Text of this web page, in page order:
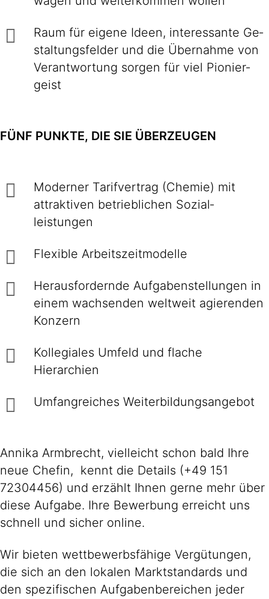
Raum für eigene Ideen, inte­res­sante Ge­
stal­tungs­felder und die Über­nahme von
Ver­ant­wor­tung sorgen für viel Pionier­
geist
FÜNF PUNKTE, DIE SIE ÜBERZEUGEN
Moderner Tarif­vertrag (Chemie) mit
attraktiven betrieb­lichen Sozial­
leistungen
Flexible Arbeitszeitmodelle
Herausfordernde Aufgaben­stellungen in
einem wachsenden welt­weit agierenden
Konzern
Kollegiales Um­feld und flache
Hierarchien
Umfangreiches Weiter­bildungs­an­gebot
Annika Armbrecht, vielleicht schon bald Ihre
neue Chefin, kennt die Details (+49 151
72304456) und erzählt Ihnen gerne mehr über
diese Aufgabe. Ihre Bewerbung erreicht uns
schnell und sicher online.
Wir bieten wettbewerbsfähige Vergütungen,
die sich an den lokalen Marktstandards und
den spezifischen Aufgabenbereichen jeder